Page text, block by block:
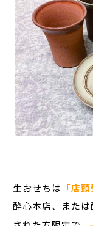
生おせちは 「店
酔心本店、また